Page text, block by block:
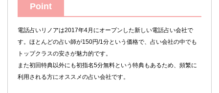
Point
電話占いリノアは2017年4月にオープンした新しい電話占い会社で
す。ほとんどの占い師が150円/1分という価格で、占い会社の中でも
トップクラスの安さが魅力的です。
また初回特典以外にも初指名5分無料という特典もあるため、頻繁に
利用される方にオススメの占い会社です。